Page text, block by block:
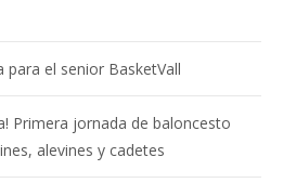
el senior BasketVall
Primera jornada de baloncesto
alevines y cadetes